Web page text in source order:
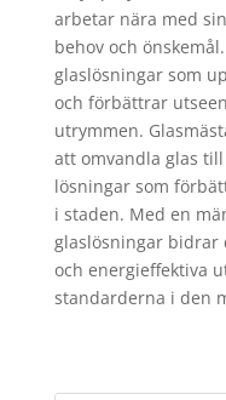
arbetar nära med
behov och
glaslösningar som
och förbättrar
utrymmen.
att omvandla glas
lösningar som
i staden. Med en
glaslösningar bidrar
och energieffektiva
standarderna i den